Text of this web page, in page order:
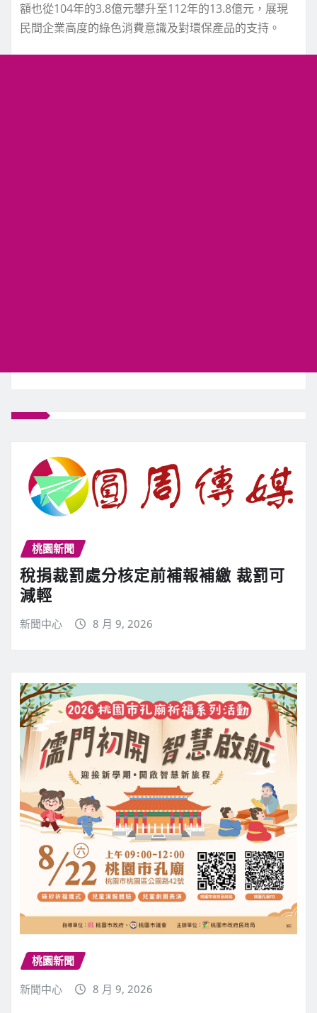
額也從104年的3.8億元攀升至112年的13.8億元，展現
民間企業高度的綠色消費意識及對環保產品的支持。
桃園新聞
稅捐裁罰處分核定前補報補繳 裁罰可
減輕
新聞中心 8 月 9, 2026
桃園新聞
新聞中心
8 月 9, 2026